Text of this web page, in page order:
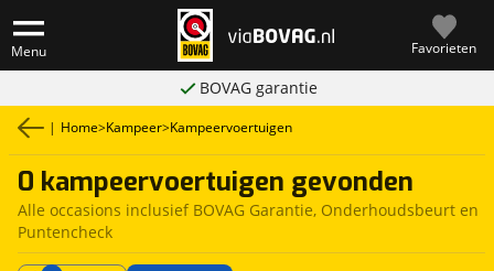
Menu Favorieten
BOVAG garantie
| Home>Kampeer>Kampeervoertuigen
0 kampeervoertuigen gevonden
Alle occasions inclusief BOVAG Garantie, Onderhoudsbeurt en
Puntencheck